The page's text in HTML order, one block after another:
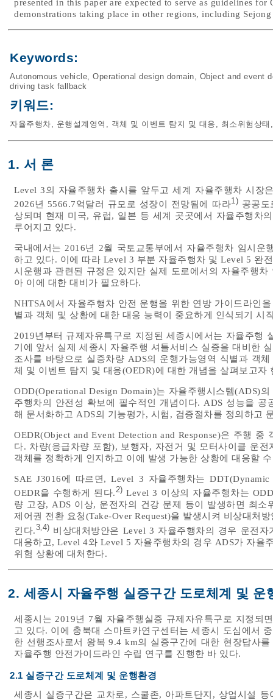
presented in this paper are expected to serve as guidelines
demonstrations taking place in other regions, including
Keywords:
Autonomous vehicle, Operational design domain, Object and event
driving task fallback
키워드:
자율주행차, 운행설계영역 , 객체 및 이벤트 탐지 및 대응 , 최소위험상태
1. 서 론
Level 3의 자율주행차 출시를 앞두고 세계 자율주행차 시장
2026년 5566.7억달러 규모로 성장이 전망됨에 따라1) 공공
상되며 현재 미국, 유럽, 일본 등 세계 곳곳에서 자율주행차
루어지고 있다.
국내에서는 2016년 2월 국토교통부에서 자율주행차 임시
하고 있다. 이에 따라 Level 3 부분 자율주행차 및 Level 5 완
시운행과 관련된 규정은 있지만 실제 도로에서의 자율주행
아 이에 대한 대비가 필요하다.
NHTSA에서 자율주행차 안전 운행을 위한 연방 가이드라인
별과 객체 및 상황에 대한 대응 능력이 중요하게 인식되기 시
2019년부터 규제자유특구로 지정된 세종시에서는 자율주행
기에 앞서 실제 세종시 자율주행 셔틀서비스 실증을 대비한
조사를 바탕으로 실증차량 ADS의 운행가능영역 식별과 객
체 및 이벤트 탐지 및 대응(OEDR)에 대한 개념을 살펴보고자
ODD(Operational Design Domain)는 자율주행시스템(ADS)
주행차의 안전성 확보에 필수적인 개념이다. ADS 성능을
해 문서화하고 ADS의 기능평가, 시험, 검증절차를 정의하고
OEDR(Object and Event Detection and Response)은 주행
다. 차량(응급차량 포함), 보행자, 자전거 및 모터사이클 운
객체를 정확하게 인지하고 이에 발생 가능한 상황에 대응할
SAE J3016에 따르면, Level 3 자율주행차는
OEDR을 수행하게 된다. 2) Level 3 이상의 자율주행차는
량 고장, ADS 이상, 운전자의 건강 문제 등이 발생하면 최소
제어권 전환 요청(Take-Over Request)을 발생시켜 비상대처
킨다.3 4) 비상대처방안은 Level 3 자율주행차의 경우 운전
대응하고, Level 4와 Level 5 자율주행차의 경우 ADS가 자율
위험 상황에 대처한다.
2. 세종시 자율주행 실증구간 도로체계 및 운
세종시는 2019년 7월 자율주행실증 규제자유특구로 지정되
고 있다. 이에 충북대 스마트카연구센터는 세종시 도심에서
한 선행조사로서 왕복 9.4 km의 실증구간에 대한 현장답사
자율주행 안전가이드라인 수립 연구를 진행한 바 있다.
2.1 실증구간 도로체계 및 운행환경
세종시 실증구간은 교차로, 스쿨존, 아파트단지, 상업시설